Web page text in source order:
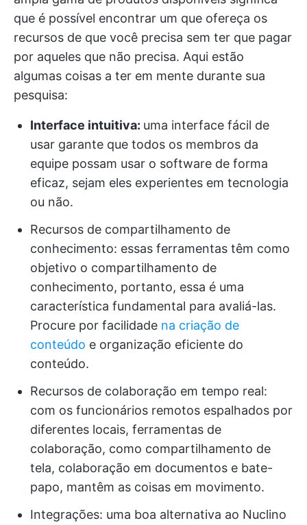
que é possível encontrar um que ofereça os
recursos de que você precisa sem ter que pagar
por aqueles que não precisa. Aqui estão
algumas coisas a ter em mente durante sua
pesquisa:
Interface intuitiva: uma interface fácil de
usar garante que todos os membros da
equipe possam usar o software de forma
eficaz, sejam eles experientes em tecnologia
ou não.
Recursos de compartilhamento de
conhecimento: essas ferramentas têm como
objetivo o compartilhamento de
conhecimento, portanto, essa é uma
característica fundamental para avaliá-las.
Procure por facilidade na criação de
conteúdo e organização eficiente do
conteúdo.
Recursos de colaboração em tempo real:
com os funcionários remotos espalhados por
diferentes locais, ferramentas de
colaboração, como compartilhamento de
tela, colaboração em documentos e bate-
papo, mantêm as coisas em movimento.
Integrações: uma boa alternativa ao Nuclino